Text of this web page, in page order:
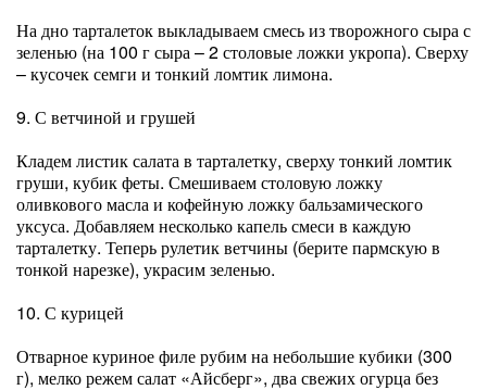
На дно тарталеток выкладываем смесь из творожного сыра с
зеленью (на 100 г сыра – 2 столовые ложки укропа). Сверху
– кусочек семги и тонкий ломтик лимона.
9. С ветчиной и грушей
Кладем листик салата в тарталетку, сверху тонкий ломтик
груши, кубик феты. Смешиваем столовую ложку
оливкового масла и кофейную ложку бальзамического
уксуса. Добавляем несколько капель смеси в каждую
тарталетку. Теперь рулетик ветчины (берите пармскую в
тонкой нарезке), украсим зеленью.
10. С курицей
Отварное куриное филе рубим на небольшие кубики (300
г), мелко режем салат «Айсберг», два свежих огурца без